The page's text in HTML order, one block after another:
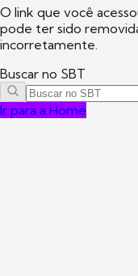
O link que você
pode ter sido
incorretamente.
Buscar no SBT
Ir para a Home